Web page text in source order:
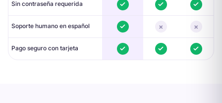
Sin contraseña requerida
Soporte humano en español × ×
Pago seguro con tarjeta